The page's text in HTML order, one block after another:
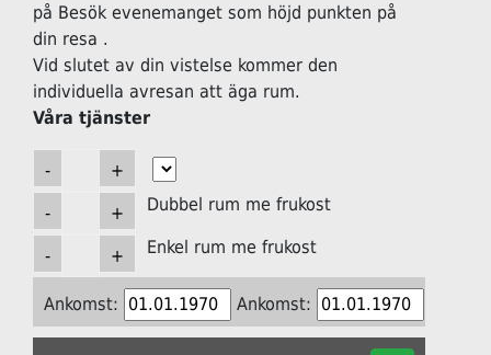
på Besök evenemanget som höjd punkten på
din resa .
Vid slutet av din vistelse kommer den
individuella avresan att äga rum.
Våra tjänster
Dubbel rum me frukost
Enkel rum me frukost
Ankomst: Ankomst: